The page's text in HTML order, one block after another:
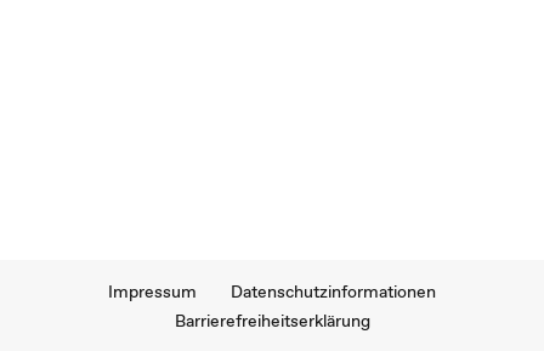
Impressum
Datenschutzinformationen
Barrierefreiheitserklärung